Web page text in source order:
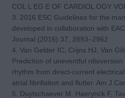
COL L EG E OF CARDIOL OGY
3. 2016 ESC Guidelines for the
developed in collaboration with
Journal (2016) 37, 2893–2962
4. Van Gelder IC, Crijns HJ, Van
Prediction of uneventful
rhythm from direct-current
atrial fibrillation and flutter. Am J
5. Duytschaever M, Haerynck F,